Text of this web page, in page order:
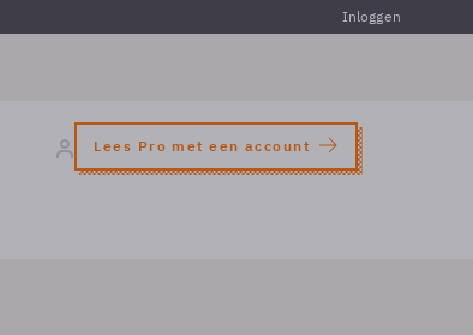
Inloggen
Lees Pro met een account